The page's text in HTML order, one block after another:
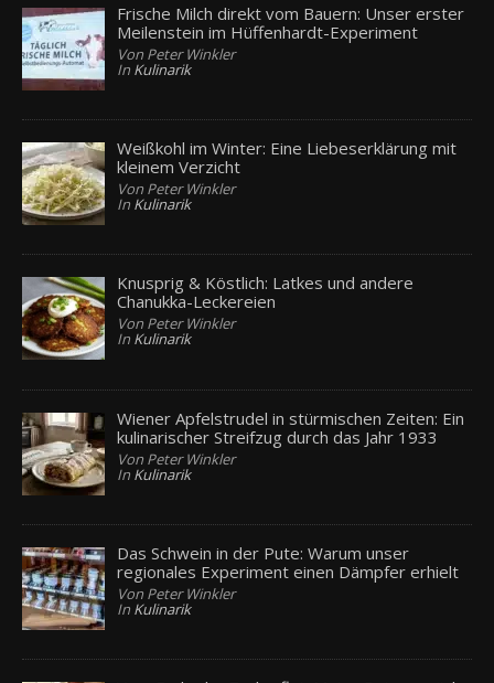
Frische Milch direkt vom Bauern: Unser erster
Meilenstein im Hüffenhardt-Experiment
Von Peter Winkler
In Kulinarik
Weißkohl im Winter: Eine Liebeserklärung mit
kleinem Verzicht
Von Peter Winkler
In Kulinarik
Knusprig & Köstlich: Latkes und andere
Chanukka-Leckereien
Von Peter Winkler
In Kulinarik
Wiener Apfelstrudel in stürmischen Zeiten: Ein
kulinarischer Streifzug durch das Jahr 1933
Von Peter Winkler
In Kulinarik
Das Schwein in der Pute: Warum unser
regionales Experiment einen Dämpfer erhielt
Von Peter Winkler
In Kulinarik